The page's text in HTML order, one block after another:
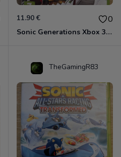
11.90 € 0
Sonic Generations Xbox 360
TheGamingR83